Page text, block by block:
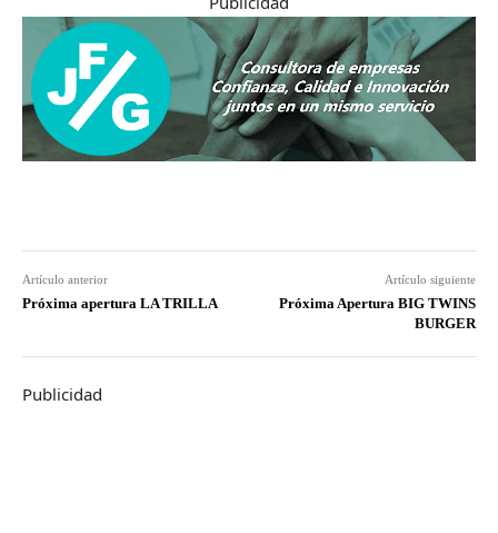
Artículo anterior
Próxima apertura LA TRILLA
Artículo siguiente
Próxima Apertura BIG TWINS
BURGER
Publicidad